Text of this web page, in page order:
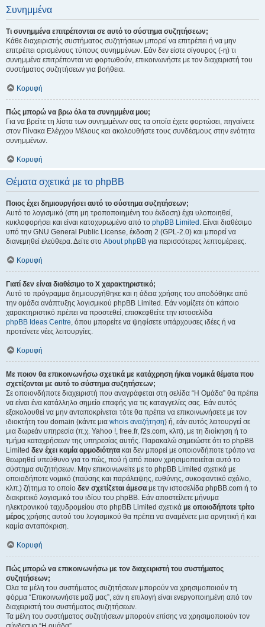
Συνημμένα
Τι συνημμένα επιτρέπονται σε αυτό το σύστημα συζητήσεων;
Κάθε διαχειριστής συστήματος συζητήσεων μπορεί να επιτρέπει ή να μην
επιτρέπει ορισμένους τύπους συνημμένων. Εάν δεν είστε σίγουρος (-η) τι
συνημμένα επιτρέπονται να φορτωθούν, επικοινωνήστε με τον διαχειριστή του
συστήματος συζητήσεων για βοήθεια.
Κορυφή
Πώς μπορώ να βρω όλα τα συνημμένα μου;
Για να βρείτε τη λίστα των συνημμένων σας τα οποία έχετε φορτώσει, πηγαίνετε
στον Πίνακα Ελέγχου Μέλους και ακολουθήστε τους συνδέσμους στην ενότητα
συνημμένων.
Κορυφή
Θέματα σχετικά με το phpBB
Ποιος έχει δημιουργήσει αυτό το σύστημα συζητήσεων;
Αυτό το λογισμικό (στη μη τροποποιημένη του έκδοση) έχει υλοποιηθεί,
κυκλοφορήσει και είναι κατοχυρωμένο από το phpBB Limited . Είναι διαθέσιμο
υπό την GNU General Public License, έκδοση 2 (GPL-2.0) και μπορεί να
διανεμηθεί ελεύθερα. Δείτε στο About phpBB για περισσότερες λεπτομέρειες.
Κορυφή
Γιατί δεν είναι διαθέσιμο το Χ χαρακτηριστικό;
Αυτό το πρόγραμμα δημιουργήθηκε και η άδεια χρήσης του αποδόθηκε από
την ομάδα ανάπτυξης λογισμικού phpBB Limited. Εάν νομίζετε ότι κάποιο
χαρακτηριστικό πρέπει να προστεθεί, επισκεφθείτε την ιστοσελίδα
phpBB Ideas Centre, όπου μπορείτε να ψηφίσετε υπάρχουσες ιδέες ή να
προτείνετε νέες λειτουργίες.
Κορυφή
Με ποιον θα επικοινωνήσω σχετικά με κατάχρηση ή/και νομικά θέματα που
σχετίζονται με αυτό το σύστημα συζητήσεων;
Σε οποιονδήποτε διαχειριστή που αναγράφεται στη σελίδα “Η Ομάδα” θα πρέπει
να είναι ένα κατάλληλο σημείο επαφής για τις καταγγελίες σας. Εάν αυτός
εξακολουθεί να μην ανταποκρίνεται τότε θα πρέπει να επικοινωνήσετε με τον
ιδιοκτήτη του domain (κάντε μια whois αναζήτηση) ή, εάν αυτός λειτουργεί σε
μια δωρεάν υπηρεσία (π.χ. Yahoo !, free.fr, f2s.com, κλπ), με τη διοίκηση ή το
τμήμα καταχρήσεων της υπηρεσίας αυτής. Παρακαλώ σημειώστε ότι το phpBB
Limited δεν έχει καμία αρμοδιότητα και δεν μπορεί με οποιονδήποτε τρόπο να
θεωρηθεί υπεύθυνο για το πώς, πού ή από ποιον χρησιμοποιείται αυτό το
σύστημα συζητήσεων. Μην επικοινωνείτε με το phpBB Limited σχετικά με
οποιαδήποτε νομικό (παύσης και παράλειψης, ευθύνης, συκοφαντικό σχόλιο,
κλπ.) ζήτημα το οποίο δεν σχετίζεται άμεσα με την ιστοσελίδα phpBB.com ή το
διακριτικό λογισμικό του ιδίου του phpBB. Εάν αποστείλετε μήνυμα
ηλεκτρονικού ταχυδρομείου στο phpBB Limited σχετικά με οποιοδήποτε τρίτο
μέρος χρήσης αυτού του λογισμικού θα πρέπει να αναμένετε μια αρνητική ή και
καμία ανταπόκριση.
Κορυφή
Πώς μπορώ να επικοινωνήσω με τον διαχειριστή του συστήματος
συζητήσεων;
Όλα τα μέλη του συστήματος συζητήσεων μπορούν να χρησιμοποιούν τη
φόρμα “Επικοινωνήστε μαζί μας”, εάν η επιλογή είναι ενεργοποιημένη από τον
διαχειριστή του συστήματος συζητήσεων.
Τα μέλη του συστήματος συζητήσεων μπορούν επίσης να χρησιμοποιούν τον